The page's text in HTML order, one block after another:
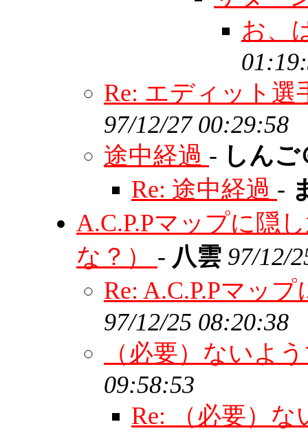
お、
Re: エディット
97/12/27 00:29:58
途中経過 - しん
Re: 途中経過 -
A.C.P.Pマップに隠
な？） - 八雲 97/12/
Re: A.C.P.Pマッ
97/12/25 08:20:38
（必要）ないよ
09:58:53
Re: （必要）